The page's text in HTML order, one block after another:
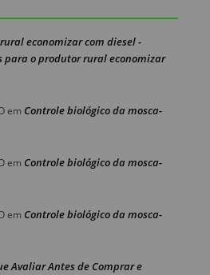
economizar com diesel -
para o produtor rural economizar
em Controle biológico da mosca-
em Controle biológico da mosca-
em Controle biológico da mosca-
Avaliar Antes de Comprar e